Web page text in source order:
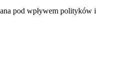
pod wpływem polityków i